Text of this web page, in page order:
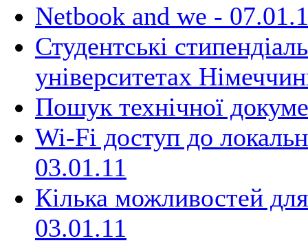
Netbook and we -
Студентські
університетах
Пошук технічної
Wi-Fi доступ до
03.01.11
Кілька можливостей
03.01.11